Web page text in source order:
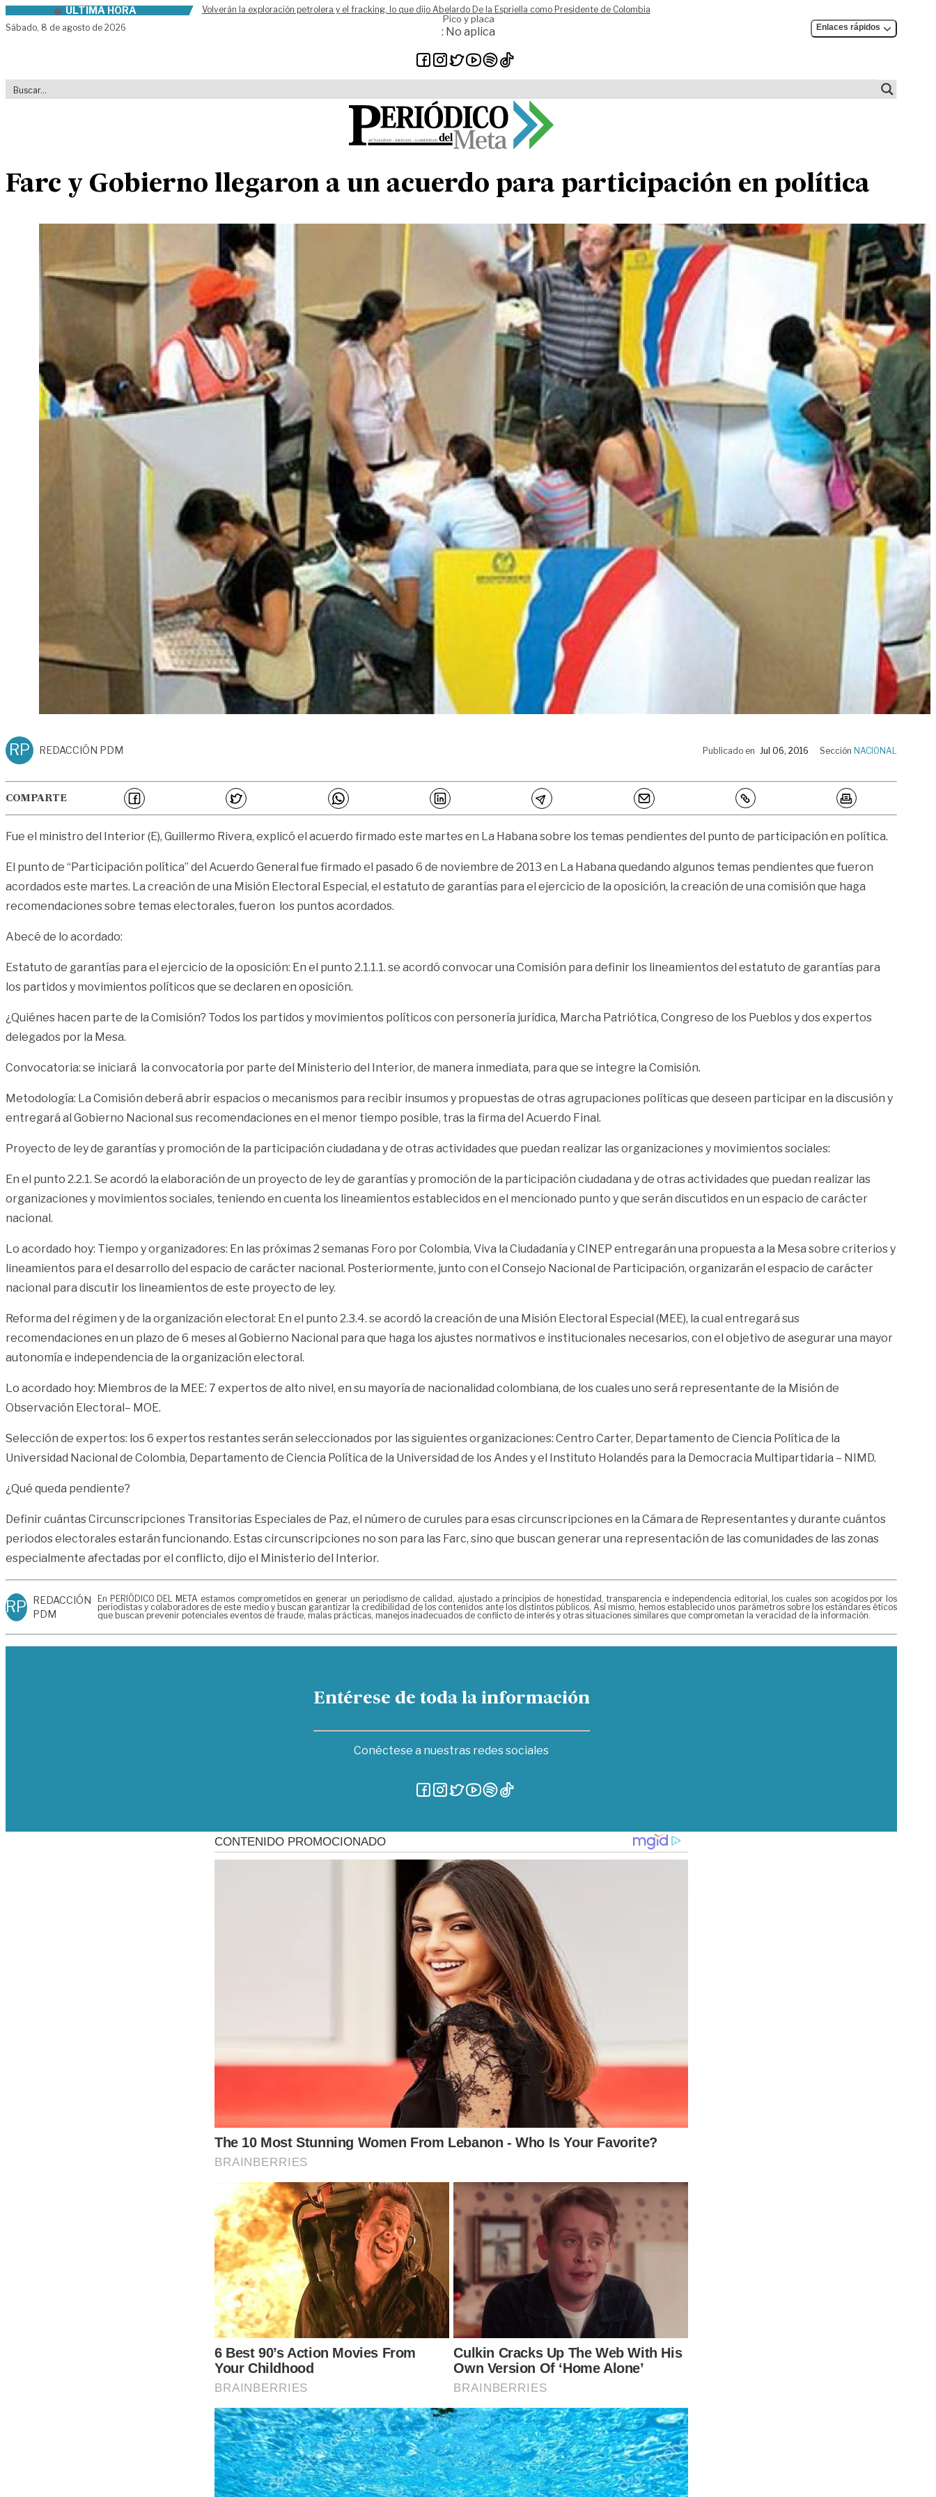
Skip to contentÚLTIMA HORA
Volverán la exploración petrolera y el fracking, lo que dijo Abelardo De la Espriella como Presidente de Colombia
Sábado, 8 de agosto de 2026
Pico y placa
: No aplica Enlaces rápidos
Farc y Gobierno llegaron a un acuerdo para participación en política
RP REDACCIÓN PDM Publicado en Jul 06, 2016 Sección NACIONAL
COMPARTE
Fue el ministro del Interior (E), Guillermo Rivera, explicó el acuerdo firmado este martes en La Habana sobre los temas pendientes del punto de participación en política.
El punto de “Participación política” del Acuerdo General fue firmado el pasado 6 de noviembre de 2013 en La Habana quedando algunos temas pendientes que fueron
acordados este martes. La creación de una Misión Electoral Especial, el estatuto de garantías para el ejercicio de la oposición, la creación de una comisión que haga
recomendaciones sobre temas electorales, fueron los puntos acordados.
Abecé de lo acordado:
Estatuto de garantías para el ejercicio de la oposición: En el punto 2.1.1.1. se acordó convocar una Comisión para definir los lineamientos del estatuto de garantías para
los partidos y movimientos políticos que se declaren en oposición.
¿Quiénes hacen parte de la Comisión? Todos los partidos y movimientos políticos con personería jurídica, Marcha Patriótica, Congreso de los Pueblos y dos expertos
delegados por la Mesa.
Convocatoria: se iniciará la convocatoria por parte del Ministerio del Interior, de manera inmediata, para que se integre la Comisión.
Metodología: La Comisión deberá abrir espacios o mecanismos para recibir insumos y propuestas de otras agrupaciones políticas que deseen participar en la discusión y
entregará al Gobierno Nacional sus recomendaciones en el menor tiempo posible, tras la firma del Acuerdo Final.
Proyecto de ley de garantías y promoción de la participación ciudadana y de otras actividades que puedan realizar las organizaciones y movimientos sociales:
En el punto 2.2.1. Se acordó la elaboración de un proyecto de ley de garantías y promoción de la participación ciudadana y de otras actividades que puedan realizar las
organizaciones y movimientos sociales, teniendo en cuenta los lineamientos establecidos en el mencionado punto y que serán discutidos en un espacio de carácter
nacional.
Lo acordado hoy: Tiempo y organizadores: En las próximas 2 semanas Foro por Colombia, Viva la Ciudadanía y CINEP entregarán una propuesta a la Mesa sobre criterios y
lineamientos para el desarrollo del espacio de carácter nacional. Posteriormente, junto con el Consejo Nacional de Participación, organizarán el espacio de carácter
nacional para discutir los lineamientos de este proyecto de ley.
Reforma del régimen y de la organización electoral: En el punto 2.3.4. se acordó la creación de una Misión Electoral Especial (MEE), la cual entregará sus
recomendaciones en un plazo de 6 meses al Gobierno Nacional para que haga los ajustes normativos e institucionales necesarios, con el objetivo de asegurar una mayor
autonomía e independencia de la organización electoral.
Lo acordado hoy: Miembros de la MEE: 7 expertos de alto nivel, en su mayoría de nacionalidad colombiana, de los cuales uno será representante de la Misión de
Observación Electoral– MOE.
Selección de expertos: los 6 expertos restantes serán seleccionados por las siguientes organizaciones: Centro Carter, Departamento de Ciencia Política de la
Universidad Nacional de Colombia, Departamento de Ciencia Política de la Universidad de los Andes y el Instituto Holandés para la Democracia Multipartidaria – NIMD.
¿Qué queda pendiente?
Definir cuántas Circunscripciones Transitorias Especiales de Paz, el número de curules para esas circunscripciones en la Cámara de Representantes y durante cuántos
periodos electorales estarán funcionando. Estas circunscripciones no son para las Farc, sino que buscan generar una representación de las comunidades de las zonas
especialmente afectadas por el conflicto, dijo el Ministerio del Interior.
RP REDACCIÓN
PDM
En PERIÓDICO DEL META estamos comprometidos en generar un periodismo de calidad, ajustado a principios de honestidad, transparencia e independencia editorial, los cuales son acogidos por los
periodistas y colaboradores de este medio y buscan garantizar la credibilidad de los contenidos ante los distintos públicos. Así mismo, hemos establecido unos parámetros sobre los estándares éticos
que buscan prevenir potenciales eventos de fraude, malas prácticas, manejos inadecuados de conflicto de interés y otras situaciones similares que comprometan la veracidad de la información.
Entérese de toda la información
Conéctese a nuestras redes sociales